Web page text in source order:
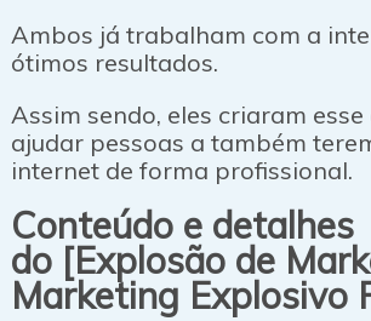
Ambos já trabalham com a
ótimos resultados.
Assim sendo, eles criaram
ajudar pessoas a também
internet de forma profissional.
Conteúdo e detalhes
do [Explosão de
Marketing Explosivo